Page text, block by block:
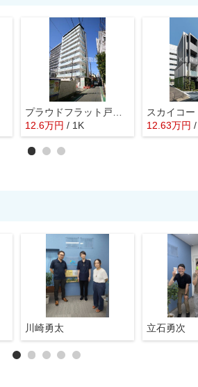
12.6万円 / 1K 12.63万円
川崎勇太 立石勇次